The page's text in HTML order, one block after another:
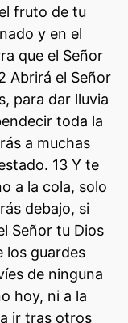
fruto de tu
y en el
que el Señor
Abrirá el Señor
para dar lluvia
toda la
a muchas
13 Y te
a la cola, solo
debajo, si
Señor tu Dios
los guardes
de ninguna
hoy, ni a la
ir tras otros